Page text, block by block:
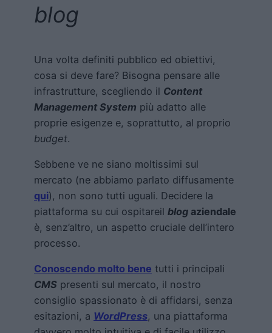
blog
Una volta definiti pubblico ed obiettivi,
cosa si deve fare? Bisogna pensare alle
infrastrutture, scegliendo il Content
Management System più adatto alle
proprie esigenze e, soprattutto, al proprio
budget.
Sebbene ve ne siano moltissimi sul
mercato (ne abbiamo parlato diffusamente
qui), non sono tutti uguali. Decidere la
piattaforma su cui ospitareil blog aziendale
è, senz’altro, un aspetto cruciale dell’intero
processo.
Conoscendo molto bene tutti i principali
CMS presenti sul mercato, il nostro
consiglio spassionato è di affidarsi, senza
esitazioni, a WordPress, una piattaforma